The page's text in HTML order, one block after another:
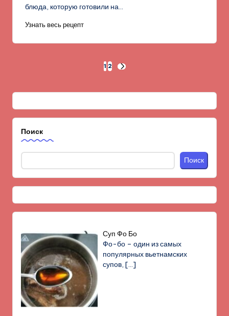
блюда, которую готовили на…
Узнать весь рецепт
записей
1 2
СЛЕД.
Поиск
Поиск
Суп Фо Бо
Фо-бо – один из самых
популярных вьетнамских
супов,[…]